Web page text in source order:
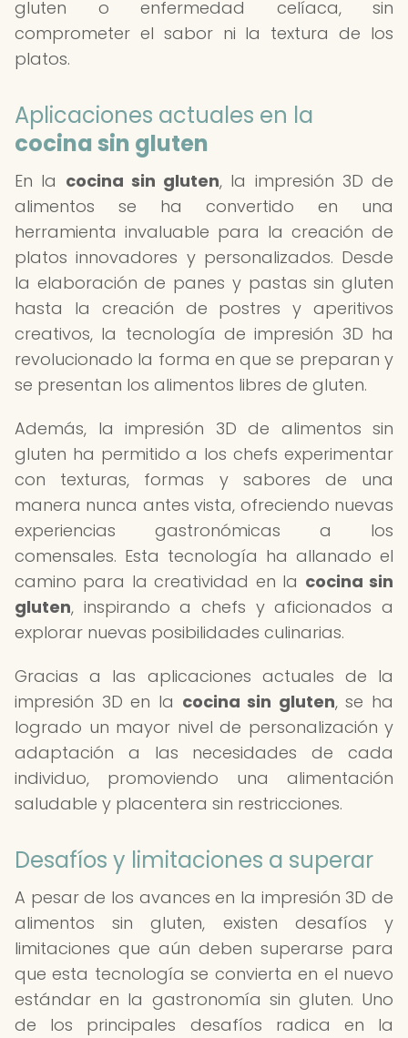
gluten o enfermedad celíaca, sin
comprometer el sabor ni la textura de los
platos.
Aplicaciones actuales en la
cocina sin gluten
En la cocina sin gluten, la impresión 3D de
alimentos se ha convertido en una
herramienta invaluable para la creación de
platos innovadores y personalizados. Desde
la elaboración de panes y pastas sin gluten
hasta la creación de postres y aperitivos
creativos, la tecnología de impresión 3D ha
revolucionado la forma en que se preparan y
se presentan los alimentos libres de gluten.
Además, la impresión 3D de alimentos sin
gluten ha permitido a los chefs experimentar
con texturas, formas y sabores de una
manera nunca antes vista, ofreciendo nuevas
experiencias gastronómicas a los
comensales. Esta tecnología ha allanado el
camino para la creatividad en la cocina sin
gluten, inspirando a chefs y aficionados a
explorar nuevas posibilidades culinarias.
Gracias a las aplicaciones actuales de la
impresión 3D en la cocina sin gluten, se ha
logrado un mayor nivel de personalización y
adaptación a las necesidades de cada
individuo, promoviendo una alimentación
saludable y placentera sin restricciones.
Desafíos y limitaciones a superar
A pesar de los avances en la impresión 3D de
alimentos sin gluten, existen desafíos y
limitaciones que aún deben superarse para
que esta tecnología se convierta en el nuevo
estándar en la gastronomía sin gluten. Uno
de los principales desafíos radica en la